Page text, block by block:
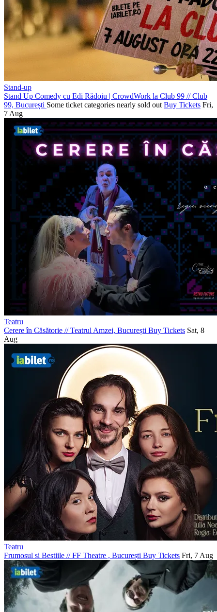
Stand-up
Stand Up Comedy cu Edi Rădoiu | CrowdWork la Club 99 //Club
99, București Some ticket categories nearly sold out Buy Tickets Fri,
7 Aug
Teatru
Cerere în Căsătorie //Teatrul Amzei, București Buy Tickets Sat, 8
Aug
Teatru
Frumosul si Bestiile //FF Theatre , București Buy Tickets Fri, 7 Aug